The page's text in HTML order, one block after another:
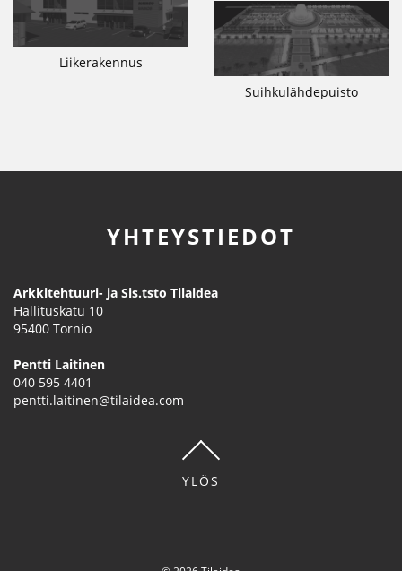
Liikerakennus
Suihkulähdepuisto
YHTEYSTIEDOT
Arkkitehtuuri- ja Sis.tsto Tilaidea
Hallituskatu 10
95400 Tornio
Pentti Laitinen
040 595 4401
pentti.laitinen@tilaidea.com
YLÖS